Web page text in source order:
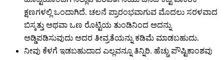
ಕ್ಷಣಗಳಲ್ಲಿ ಒಂದಾಗಿದೆ. ಚಲನೆ ಪ್ರಾರಂಭವಾಗುವ ಮೊದಲು ಸರಳವಾದ
ಬಿಸ್ಕತ್ತು ಅಥವಾ ಒಣ ರೊಟ್ಟಿಯ ತುಂಡಿನಿಂದ ಅದನ್ನು
ಅಡ್ಡಿಪಡಿಸುವುದು ಅದರ ತೀವ್ರತೆಯನ್ನು ಕಡಿಮೆ ಮಾಡಬಹುದು.
ನೀವು ಕೆಳಗೆ ಇಡಬಹುದಾದ ಎಲ್ಲವನ್ನೂ ತಿನ್ನಿರಿ. ಹೆಚ್ಚು ಪೌಷ್ಟಿಕಾಂಶವು